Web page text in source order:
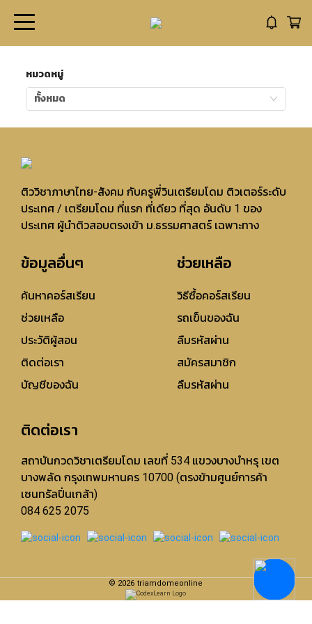
หมวดหมู่
ทั้งหมด
ติววิชาภาษาไทย-สังคม กับครูพี่วินเตรียมโดม ติวเตอร์ระดับ
ประเทศ / เตรียมโดม ที่แรก ที่เดียว ที่สุด อันดับ 1 ของ
ประเทศ ผู้นำติวสอบตรงเข้า ม.ธรรมศาสตร์ เฉพาะทาง
ข้อมูลอื่นๆ
ค้นหาคอร์สเรียน
ช่วยเหลือ
ประวัติผู้สอน
ติดต่อเรา
บัญชีของฉัน
ช่วยเหลือ
วิธีซื้อคอร์สเรียน
รถเข็นของฉัน
ลืมรหัสผ่าน
สมัครสมาชิก
ลืมรหัสผ่าน
ติดต่อเรา
สถาบันกวดวิชาเตรียมโดม เลขที่ 534 แขวงบางบำหรุ เขต
บางพลัด กรุงเทพมหานคร 10700 (ตรงข้ามศูนย์การค้า
เซนทรัลปิ่นเกล้า)
084 625 2075
© 2026 triamdomeonline